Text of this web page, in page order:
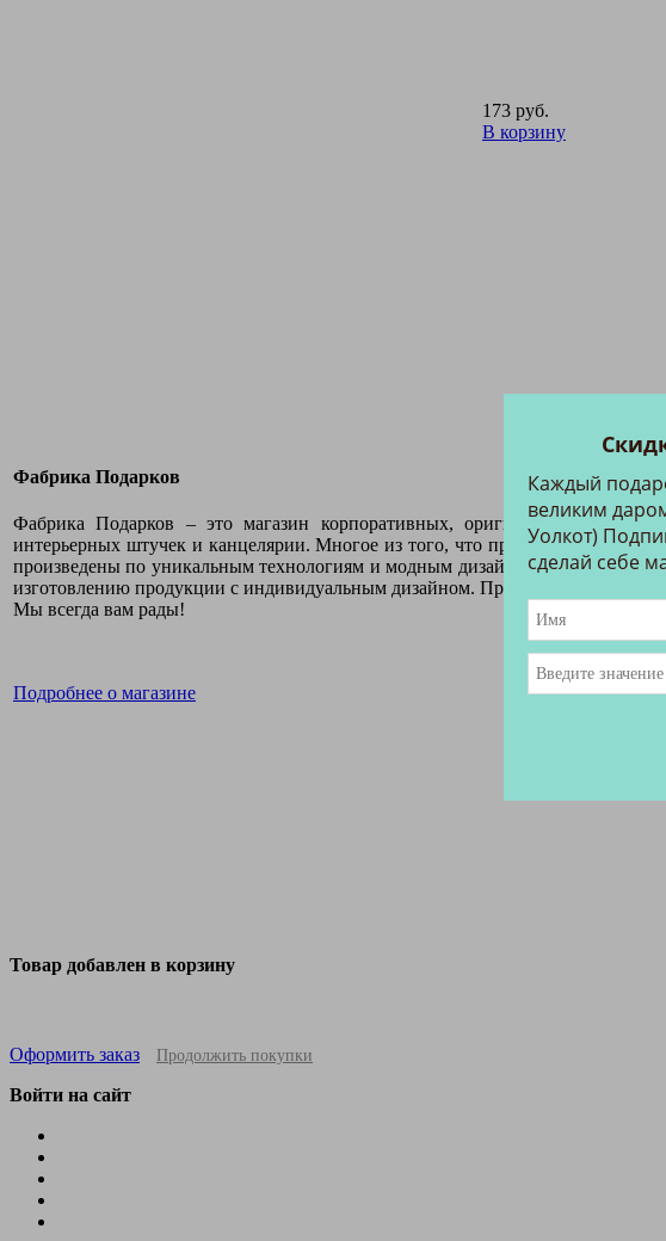
173 руб.
В корзину
Фабрика Подарков
Фабрика Подарков – это магазин корпоративных, оригинальных и
интерьерных штучек и канцелярии. Многое из того, что представлено в
произведены по уникальным технологиям и модным дизайнерским
изготовлению продукции с индивидуальным дизайном. Примеры вы можете
Мы всегда вам рады!
Подробнее о магазине
Товар добавлен в корзину
Оформить заказ Продолжить покупки
Войти на сайт
Каждый
великим
Уолкот)
сделай себе